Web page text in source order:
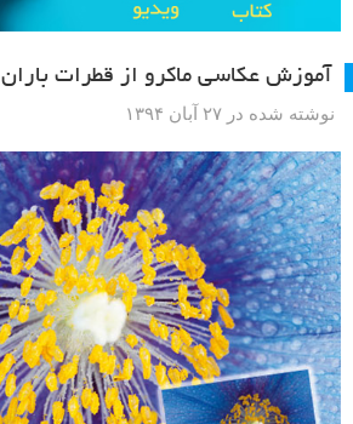
آموزش عکاسی ماکرو از قطرات باران
نوشته شده در ۲۷ آبان ۱۳۹۴